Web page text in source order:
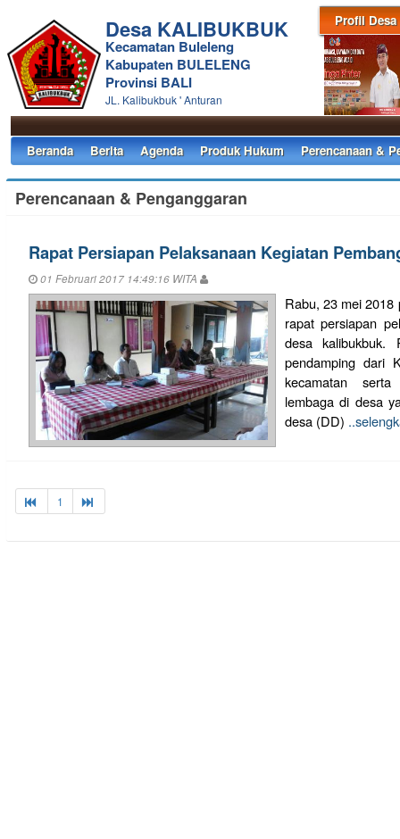
Profil Desa
Desa KALIBUKBUK
Kecamatan Buleleng
Kabupaten BULELENG
Provinsi BALI
JL. Kalibukbuk ' Anturan
Beranda Berita Agenda Produk Hukum Perencanaan &
Perencanaan & Penganggaran
Rapat Persiapan Pelaksanaan Kegiatan
01 Februari 2017 14:49:16 WITA
Rabu, 23 mei 2018
rapat persiapan
desa kalibukbuk.
pendamping dari
kecamatan
lembaga di desa
desa (DD)
1